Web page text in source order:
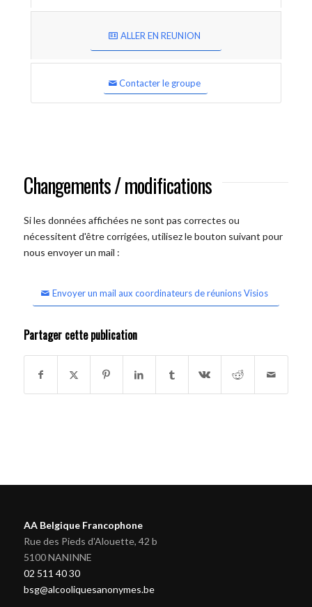
ALLER EN REUNION
Contacter le groupe
Changements / modifications
Si les données affichées ne sont pas correctes ou
nécessitent d'être corrigées, utilisez le bouton suivant pour
nous envoyer un mail :
Envoyer un mail aux coordinateurs de réunions Visios
Partager cette publication
AA Belgique Francophone
Rue des Pieds d'Alouette, 42 b
5100 NANINNE
02 511 40 30
bsg@alcooliquesanonymes.be